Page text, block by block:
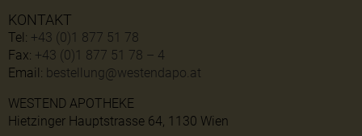
KONTAKT
Tel: +43 (0)1 877 51 78
Fax: +43 (0)1 877 51 78 – 4
Email: bestellung@westendapo.at
WESTEND APOTHEKE
Hietzinger Hauptstrasse 64, 1130 Wien